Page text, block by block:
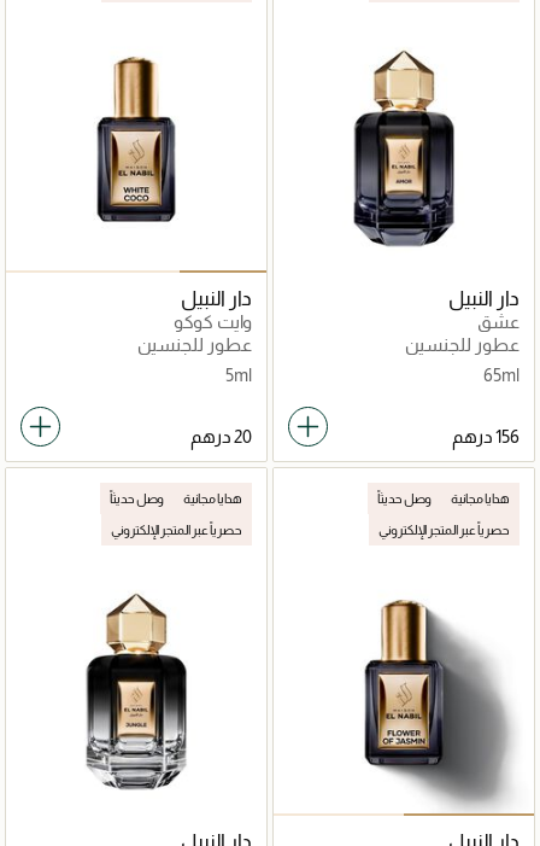
دار النبيل
عشق
عطور للجنسين
65ml
دار النبيل
وايت كوكو
عطور للجنسين
5ml
هدايا مجانية وصل حديثاً
حصرياً عبر المتجر الإلكتروني
هدايا مجانية وصل حديثاً
حصرياً عبر المتجر الإلكتروني